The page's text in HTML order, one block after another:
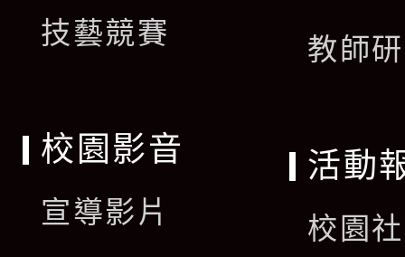
技藝競賽 教師
校園影音
宣導影片
活動
校園